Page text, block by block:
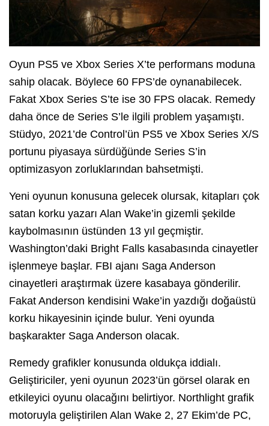
Oyun PS5 ve Xbox Series X’te performans moduna
sahip olacak. Böylece 60 FPS’de oynanabilecek.
Fakat Xbox Series S’te ise 30 FPS olacak. Remedy
daha önce de Series S’le ilgili problem yaşamıştı.
Stüdyo, 2021’de Control’ün PS5 ve Xbox Series X/S
portunu piyasaya sürdüğünde Series S’in
optimizasyon zorluklarından bahsetmişti.
Yeni oyunun konusuna gelecek olursak, kitapları çok
satan korku yazarı Alan Wake’in gizemli şekilde
kaybolmasının üstünden 13 yıl geçmiştir.
Washington’daki Bright Falls kasabasında cinayetler
işlenmeye başlar. FBI ajanı Saga Anderson
cinayetleri araştırmak üzere kasabaya gönderilir.
Fakat Anderson kendisini Wake’in yazdığı doğaüstü
korku hikayesinin içinde bulur. Yeni oyunda
başkarakter Saga Anderson olacak.
Remedy grafikler konusunda oldukça iddialı.
Geliştiriciler, yeni oyunun 2023’ün görsel olarak en
etkileyici oyunu olacağını belirtiyor. Northlight grafik
motoruyla geliştirilen Alan Wake 2, 27 Ekim’de PC,